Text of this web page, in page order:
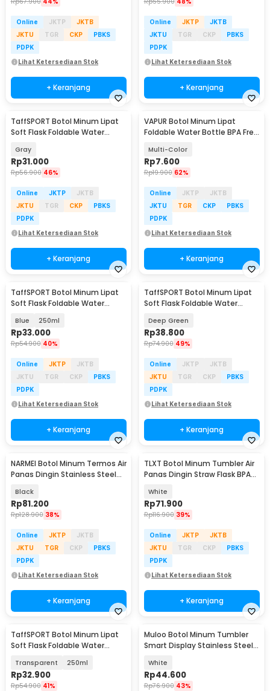
Online JKTP
JKTB
JKTU
TGR CKP
PBKS
PDPK
Lihat Ketersediaan Stok
+ Keranjang
Online JKTP
JKTB
JKTU
TGR CKP
PBKS
PDPK
Lihat Ketersediaan Stok
+ Keranjang
TaffSPORT Botol Minum Lipat
Soft Flask Foldable Water
Gray
Rp31.000
Rp56.900 46%
Online JKTP
JKTB
JKTU
TGR CKP
PBKS
PDPK
Lihat Ketersediaan Stok
+ Keranjang
VAPUR Botol Minum Lipat
Foldable Water Bottle BPA Free
Multi-Color
Rp7.600
Rp19.900 62%
Online JKTP
JKTB
JKTU
TGR CKP
PBKS
PDPK
Lihat Ketersediaan Stok
+ Keranjang
TaffSPORT Botol Minum Lipat
Soft Flask Foldable Water
Blue 250ml
Rp33.000
Rp54.900 40%
Online JKTP
JKTB
JKTU
TGR CKP
PBKS
PDPK
Lihat Ketersediaan Stok
+ Keranjang
TaffSPORT Botol Minum Lipat
Soft Flask Foldable Water
Deep Green
Rp38.800
Rp74.900 49%
Online JKTP
JKTB
JKTU
TGR CKP
PBKS
PDPK
Lihat Ketersediaan Stok
+ Keranjang
NARMEI Botol Minum Termos Air
Panas Dingin Stainless Steel
Black
Rp81.200
Rp128.900 38%
Online JKTP
JKTB
JKTU
TGR CKP
PBKS
PDPK
Lihat Ketersediaan Stok
+ Keranjang
TLXT Botol Minum Tumbler Air
Panas Dingin Straw Flask BPA
White
Rp71.900
Rp116.900 39%
Online JKTP
JKTB
JKTU
TGR CKP
PBKS
PDPK
Lihat Ketersediaan Stok
+ Keranjang
TaffSPORT Botol Minum Lipat
Soft Flask Foldable Water
Transparent 250ml
Rp32.900
Rp54.900 41%
Muloo Botol Minum Tumbler
Smart Display Stainless Steel
White
Rp44.600
Rp76.900 43%